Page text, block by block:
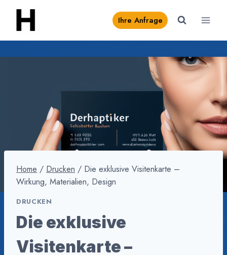
springen
Ihre Anfrage
Home / Drucken / Die exklusive Visitenkarte –
Wirkung, Materialien, Design
DRUCKEN
Die exklusive
Visitenkarte –